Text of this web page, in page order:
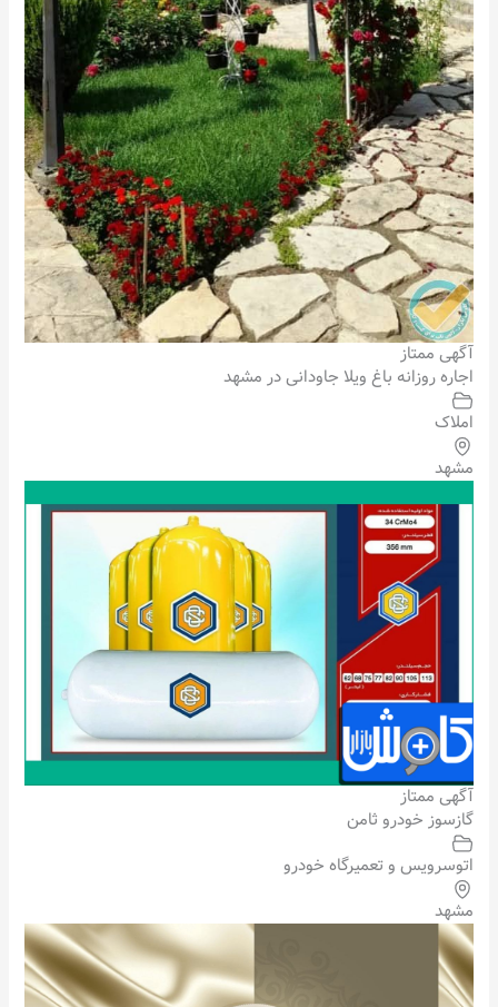
آگهی ممتاز
اجاره روزانه باغ ویلا جاودانی در مشهد
املاک
مشهد
آگهی ممتاز
گازسوز خودرو ثامن
اتوسرویس و تعمیرگاه خودرو
مشهد